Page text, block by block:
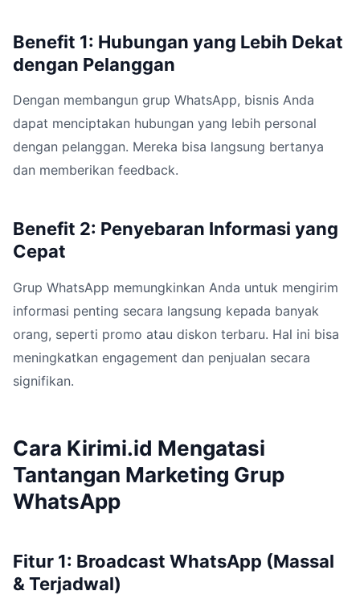
Benefit 1: Hubungan yang Lebih Dekat
dengan Pelanggan
Dengan membangun grup WhatsApp, bisnis Anda
dapat menciptakan hubungan yang lebih personal
dengan pelanggan. Mereka bisa langsung bertanya
dan memberikan feedback.
Benefit 2: Penyebaran Informasi yang
Cepat
Grup WhatsApp memungkinkan Anda untuk mengirim
informasi penting secara langsung kepada banyak
orang, seperti promo atau diskon terbaru. Hal ini bisa
meningkatkan engagement dan penjualan secara
signifikan.
Cara Kirimi.id Mengatasi
Tantangan Marketing Grup
WhatsApp
Fitur 1: Broadcast WhatsApp (Massal
& Terjadwal)